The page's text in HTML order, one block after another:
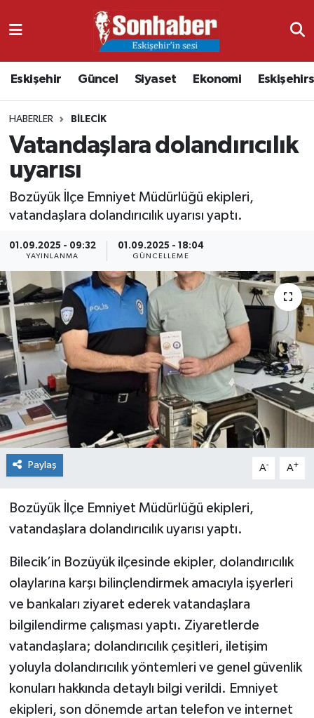
Eskişehir Güncel Siyaset Ekonomi
HABERLER BILECIK
Vatandaşlara dolandırıcılık
uyarısı
Bozüyük İlçe Emniyet Müdürlüğü ekipleri,
vatandaşlara dolandırıcılık uyarısı yaptı.
01.09.2025 - 09:32
YAYINLANMA
01.09.2025 - 18:04
GÜNCELLEME
Paylaş A- A+
Bozüyük İlçe Emniyet Müdürlüğü ekipleri,
vatandaşlara dolandırıcılık uyarısı yaptı.
Bilecik’in Bozüyük ilçesinde ekipler, dolandırıcılık
olaylarına karşı bilinçlendirmek amacıyla işyerleri
ve bankaları ziyaret ederek vatandaşlara
bilgilendirme çalışması yaptı. Ziyaretlerde
vatandaşlara; dolandırıcılık çeşitleri, iletişim
yoluyla dolandırıcılık yöntemleri ve genel güvenlik
konuları hakkında detaylı bilgi verildi. Emniyet
ekipleri, son dönemde artan telefon ve internet
Ekonomi
Kültür & Sanat
Sağlık
Siyaset
Spor
Nöbetçi Eczaneler
Namaz Vakitleri
Trafik Durumu
Süper Lig Puan Durumu ve Fikstür
Haber Arşivi